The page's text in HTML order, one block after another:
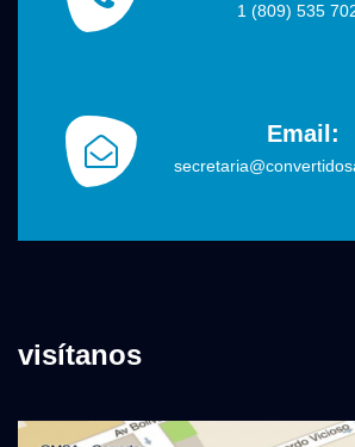
1 (809) 535
Email:
visítanos